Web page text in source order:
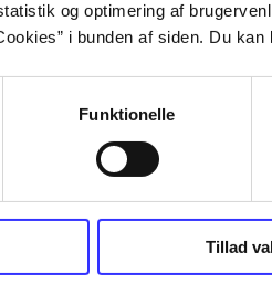
og optimering af
i bunden af siden. Du
Funktionelle
Tillad